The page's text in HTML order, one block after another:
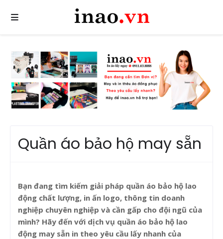
Quần áo bảo hộ may sẵn
Bạn đang tìm kiếm giải pháp quần áo bảo hộ lao
động chất lượng, in ấn logo, thông tin doanh
nghiệp chuyên nghiệp và cần gấp cho đội ngũ của
mình? Hãy đến với dịch vụ quần áo bảo hộ lao
động may sẵn in theo yêu cầu lấy nhanh của